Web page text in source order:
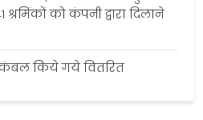
को कंपनी द्वारा दिलाने
कंबल किये गये वितरित